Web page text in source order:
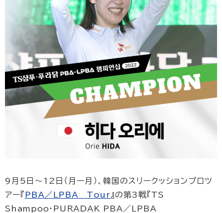
9月5日〜12日（月ー月）、韓国のスリークッションプロツ
アー『 PBA／LPBA Tour 』の第3戦『TS
Shampoo·PURADAK PBA／LPBA